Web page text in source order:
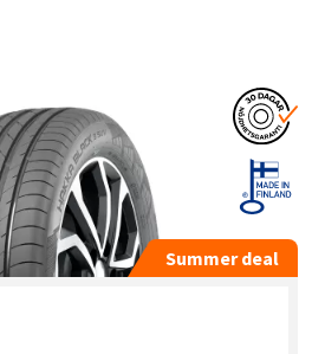
Summer deal